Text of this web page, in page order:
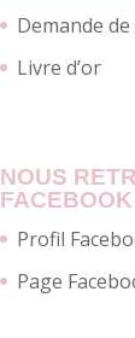
Demande de
Livre d’or
NOUS
FACEBOOK
Profil
Page